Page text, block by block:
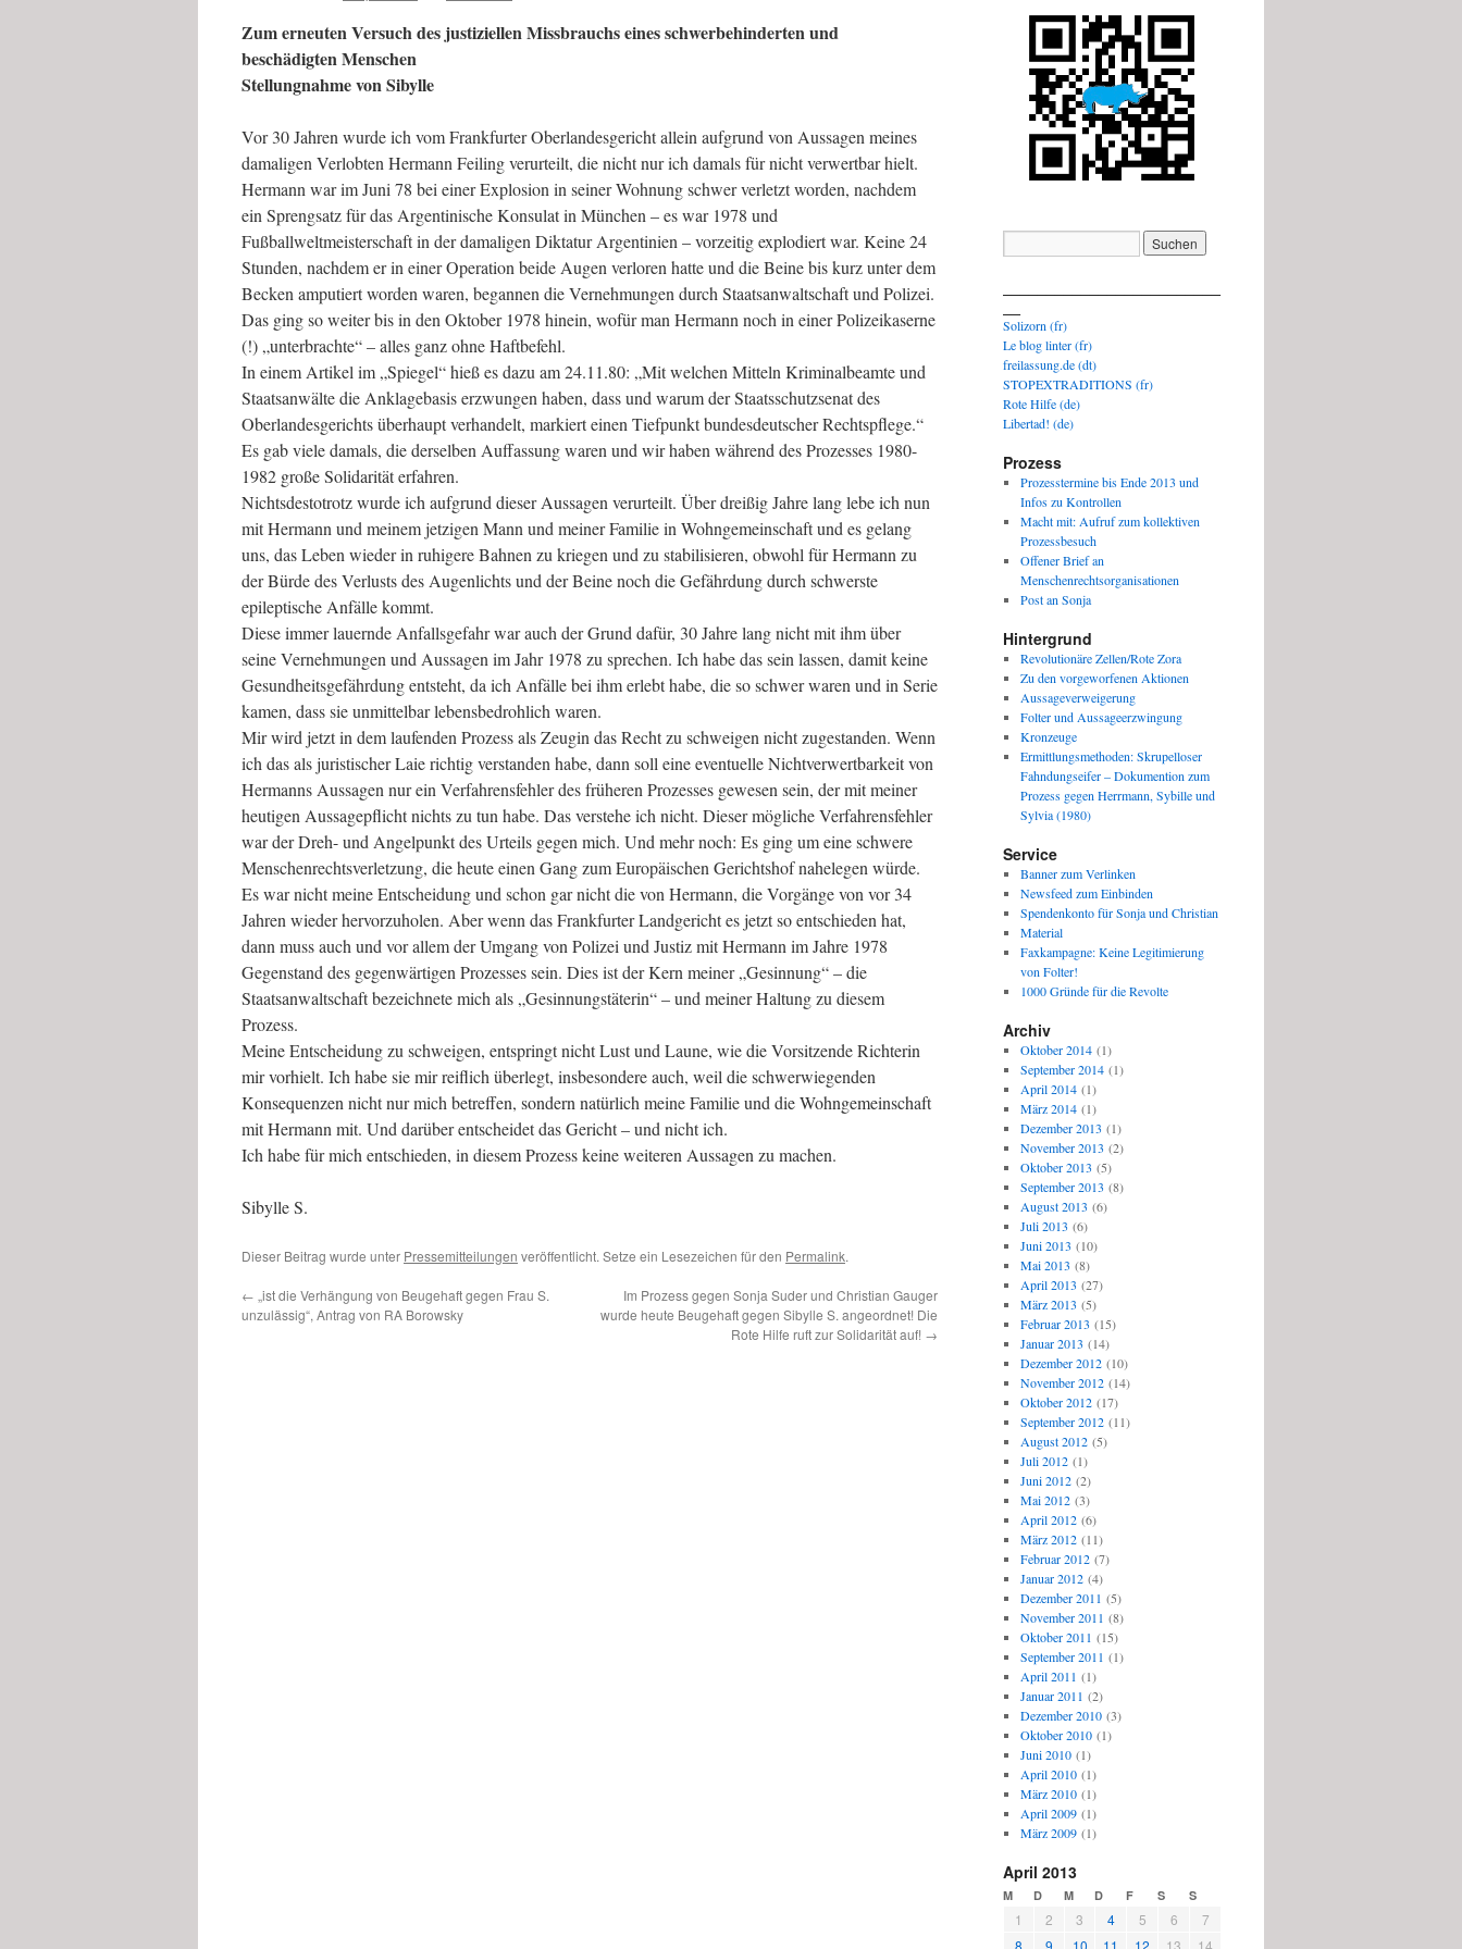
Zum erneuten Versuch des justiziellen Missbrauchs eines schwerbehinderten und
beschädigten Menschen
Stellungnahme von Sibylle
Vor 30 Jahren wurde ich vom Frankfurter Oberlandesgericht allein aufgrund von Aussagen meines
damaligen Verlobten Hermann Feiling verurteilt, die nicht nur ich damals für nicht verwertbar hielt.
Hermann war im Juni 78 bei einer Explosion in seiner Wohnung schwer verletzt worden, nachdem
ein Sprengsatz für das Argentinische Konsulat in München – es war 1978 und
Fußballweltmeisterschaft in der damaligen Diktatur Argentinien – vorzeitig explodiert war. Keine 24
Stunden, nachdem er in einer Operation beide Augen verloren hatte und die Beine bis kurz unter dem
Becken amputiert worden waren, begannen die Vernehmungen durch Staatsanwaltschaft und Polizei.
Das ging so weiter bis in den Oktober 1978 hinein, wofür man Hermann noch in einer Polizeikaserne
(!) „unterbrachte“ – alles ganz ohne Haftbefehl.
In einem Artikel im „Spiegel“ hieß es dazu am 24.11.80: „Mit welchen Mitteln Kriminalbeamte und
Staatsanwälte die Anklagebasis erzwungen haben, dass und warum der Staatsschutzsenat des
Oberlandesgerichts überhaupt verhandelt, markiert einen Tiefpunkt bundesdeutscher Rechtspflege.“
Es gab viele damals, die derselben Auffassung waren und wir haben während des Prozesses 1980-
1982 große Solidarität erfahren.
Nichtsdestotrotz wurde ich aufgrund dieser Aussagen verurteilt. Über dreißig Jahre lang lebe ich nun
mit Hermann und meinem jetzigen Mann und meiner Familie in Wohngemeinschaft und es gelang
uns, das Leben wieder in ruhigere Bahnen zu kriegen und zu stabilisieren, obwohl für Hermann zu
der Bürde des Verlusts des Augenlichts und der Beine noch die Gefährdung durch schwerste
epileptische Anfälle kommt.
Diese immer lauernde Anfallsgefahr war auch der Grund dafür, 30 Jahre lang nicht mit ihm über
seine Vernehmungen und Aussagen im Jahr 1978 zu sprechen. Ich habe das sein lassen, damit keine
Gesundheitsgefährdung entsteht, da ich Anfälle bei ihm erlebt habe, die so schwer waren und in Serie
kamen, dass sie unmittelbar lebensbedrohlich waren.
Mir wird jetzt in dem laufenden Prozess als Zeugin das Recht zu schweigen nicht zugestanden. Wenn
ich das als juristischer Laie richtig verstanden habe, dann soll eine eventuelle Nichtverwertbarkeit von
Hermanns Aussagen nur ein Verfahrensfehler des früheren Prozesses gewesen sein, der mit meiner
heutigen Aussagepflicht nichts zu tun habe. Das verstehe ich nicht. Dieser mögliche Verfahrensfehler
war der Dreh- und Angelpunkt des Urteils gegen mich. Und mehr noch: Es ging um eine schwere
Menschenrechtsverletzung, die heute einen Gang zum Europäischen Gerichtshof nahelegen würde.
Es war nicht meine Entscheidung und schon gar nicht die von Hermann, die Vorgänge von vor 34
Jahren wieder hervorzuholen. Aber wenn das Frankfurter Landgericht es jetzt so entschieden hat,
dann muss auch und vor allem der Umgang von Polizei und Justiz mit Hermann im Jahre 1978
Gegenstand des gegenwärtigen Prozesses sein. Dies ist der Kern meiner „Gesinnung“ – die
Staatsanwaltschaft bezeichnete mich als „Gesinnungstäterin“ – und meiner Haltung zu diesem
Prozess.
Meine Entscheidung zu schweigen, entspringt nicht Lust und Laune, wie die Vorsitzende Richterin
mir vorhielt. Ich habe sie mir reiflich überlegt, insbesondere auch, weil die schwerwiegenden
Konsequenzen nicht nur mich betreffen, sondern natürlich meine Familie und die Wohngemeinschaft
mit Hermann mit. Und darüber entscheidet das Gericht – und nicht ich.
Ich habe für mich entschieden, in diesem Prozess keine weiteren Aussagen zu machen.
Sibylle S.
Dieser Beitrag wurde unter Pressemitteilungen veröffentlicht. Setze ein Lesezeichen für den Permalink.
← „ist die Verhängung von Beugehaft gegen Frau S.
unzulässig“, Antrag von RA Borowsky
Im Prozess gegen Sonja Suder und Christian Gauger
wurde heute Beugehaft gegen Sibylle S. angeordnet! Die
Rote Hilfe ruft zur Solidarität auf! →
Solizorn (fr)
Le blog linter (fr)
freilassung.de (dt)
STOPEXTRADITIONS (fr)
Rote Hilfe (de)
Libertad! (de)
Prozess
Prozesstermine bis Ende 2013 und
Infos zu Kontrollen
Macht mit: Aufruf zum kollektiven
Prozessbesuch
Offener Brief an
Menschenrechtsorganisationen
Post an Sonja
Hintergrund
Revolutionäre Zellen/Rote Zora
Zu den vorgeworfenen Aktionen
Aussageverweigerung
Folter und Aussageerzwingung
Kronzeuge
Ermittlungsmethoden: Skrupelloser
Fahndungseifer – Dokumention zum
Prozess gegen Herrmann, Sybille und
Sylvia (1980)
Service
Banner zum Verlinken
Newsfeed zum Einbinden
Spendenkonto für Sonja und Christian
Material
Faxkampagne: Keine Legitimierung
von Folter!
1000 Gründe für die Revolte
Archiv
Oktober 2014(1)
September 2014(1)
April 2014(1)
März 2014(1)
Dezember 2013 (1)
November 2013 (2)
Oktober 2013 (5)
September 2013 (8)
August 2013 (6)
Juli 2013 (6)
Juni 2013 (10)
Mai 2013 (8)
April 2013 (27)
März 2013 (5)
Februar 2013 (15)
Januar 2013 (14)
Dezember 2012(10)
November 2012(14)
Oktober 2012(17)
September 2012(11)
August 2012(5)
Juli 2012(1)
Juni 2012(2)
Mai 2012(3)
April 2012(6)
März 2012(11)
Februar 2012(7)
Januar 2012(4)
Dezember 2011 (5)
November 2011 (8)
Oktober 2011 (15)
September 2011 (1)
April 2011 (1)
Januar 2011 (2)
Dezember 2010(3)
Oktober 2010(1)
Juni 2010(1)
April 2010(1)
März 2010(1)
April 2009(1)
März 2009(1)
April 2013
M D M D F S S
1 2 3 4 5 6
7
8
9 10 11 12 13 14